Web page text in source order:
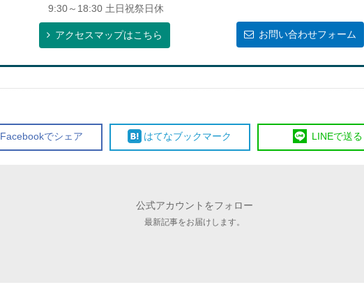
9:30～18:30 土日祝祭日休
アクセスマップはこちら お問い合わせフォーム
Facebookでシェア はてなブックマーク LINEで送る
公式アカウントをフォロー
最新記事をお届けします。